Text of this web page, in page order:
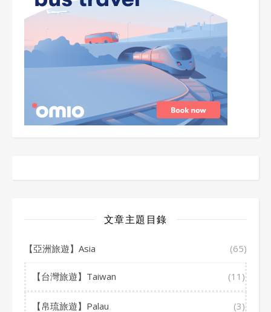
文章主題目錄
【亞洲旅遊】Asia (65)
【台灣旅遊】Taiwan (11)
【帛琉旅遊】Palau (3)